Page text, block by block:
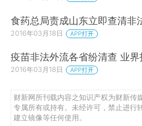
食药总局责成山东立即查清非
2016年03月18日 APP打开
疫苗非法外流各省纷清查 业
2016年03月18日 APP打开
财新网所刊载内容之知识产权为财新传
专属所有或持有。未经许可，禁止进行
建立镜像等任何使用。